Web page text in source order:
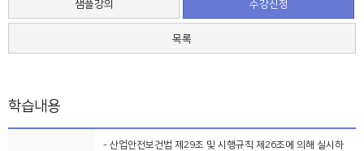
샘플강의 수강신청
목록
학습내용
- 산업안전보건법 제29조 및 시행규칙 제26조에 의해 실시하